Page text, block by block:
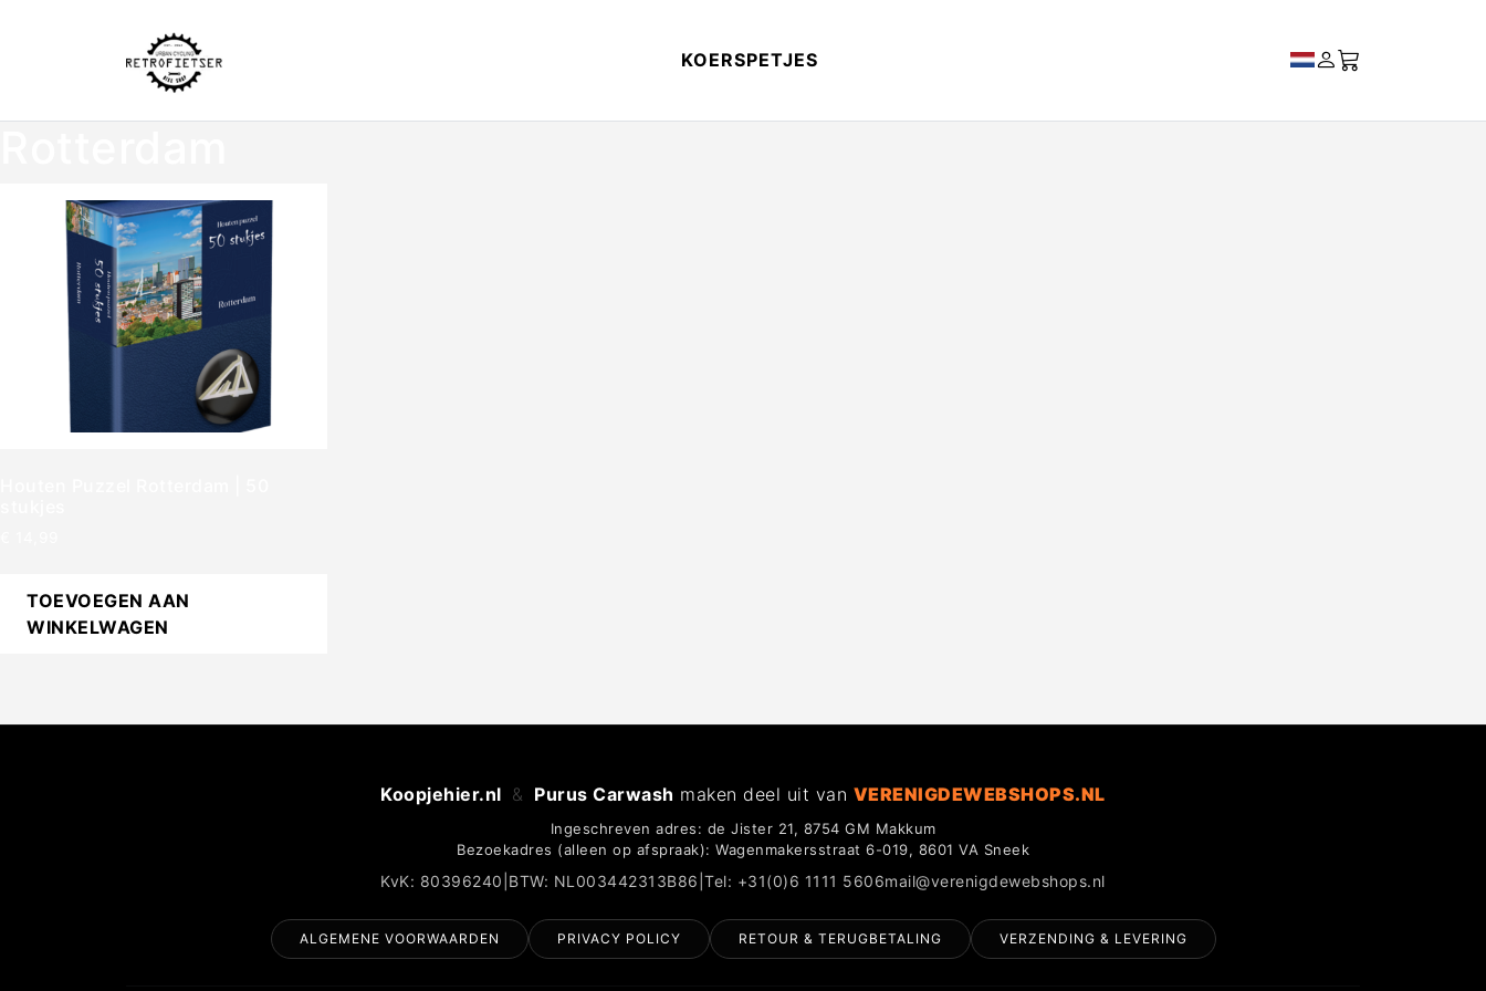
KOERSPETJES
TOEVOEGEN AAN
WINKELWAGEN
Koopjehier.nl & Purus Carwash maken deel uit van VERENIGDEWEBSHOPS.NL
Ingeschreven adres: de Jister 21, 8754 GM Makkum
Bezoekadres (alleen op afspraak): Wagenmakersstraat 6-019, 8601 VA Sneek
KvK: 80396240 BTW: NL003442313B86 |Tel: +31(0)6 1111 5606mail@verenigdewebshops.nl
ALGEMENE VOORWAARDEN PRIVACY POLICY RETOUR & TERUGBETALING VERZENDING & LEVERING